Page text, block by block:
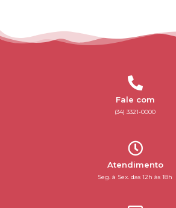
Fale com
(34) 3321-0000
Atendimento
Seg. à Sex. das 12h às 18h